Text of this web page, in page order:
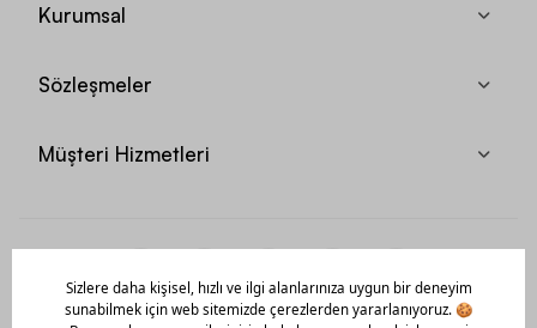
Kurumsal
Sözleşmeler
Müşteri Hizmetleri